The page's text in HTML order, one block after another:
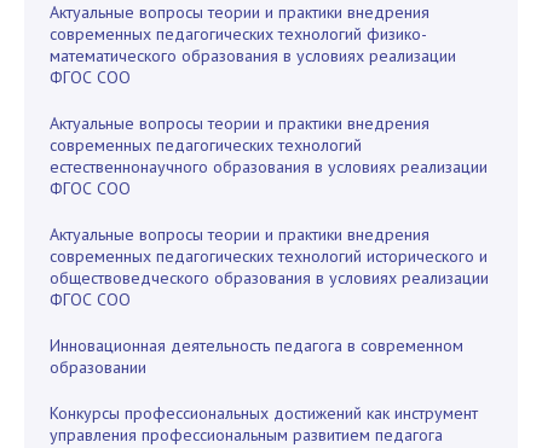
Актуальные вопросы теории и практики внедрения
современных педагогических технологий физико-
математического образования в условиях реализации
ФГОС СОО
Актуальные вопросы теории и практики внедрения
современных педагогических технологий
естественнонаучного образования в условиях реализации
ФГОС СОО
Актуальные вопросы теории и практики внедрения
современных педагогических технологий исторического и
обществоведческого образования в условиях реализации
ФГОС СОО
Инновационная деятельность педагога в современном
образовании
Конкурсы профессиональных достижений как инструмент
управления профессиональным развитием педагога